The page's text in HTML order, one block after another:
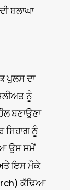
ਸ਼ਲਾਘਾ
ਪੁਲਸ ਦਾ
ਨੂੰ
ਬਣਾਉਣਾ
ਸਿਹਾਗ ਨੂੰ
ਉਸ ਸਮੇਂ
ਇਸ ਮੌਕੇ
ਕੱਢਿਆ